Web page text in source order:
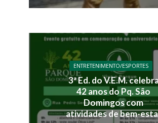
ENTRETENIMENTO/ESPORTES
3ª Ed. do V.E.M.
42 anos do Pq. São
Domingos com
atividades de bem-